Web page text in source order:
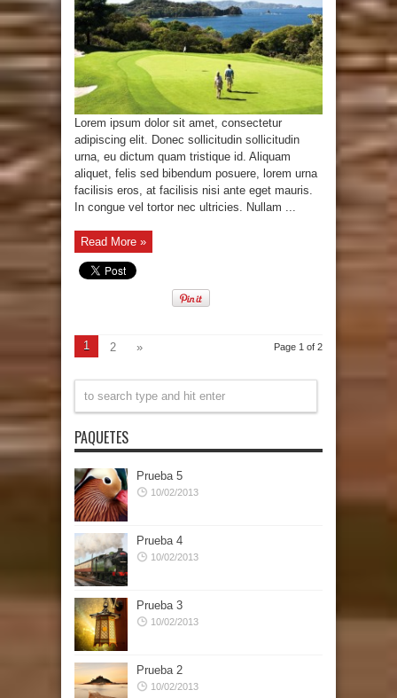
Lorem ipsum dolor sit amet, consectetur
adipiscing elit. Donec sollicitudin sollicitudin
urna, eu dictum quam tristique id. Aliquam
aliquet, felis sed bibendum posuere, lorem urna
facilisis eros, at facilisis nisi ante eget mauris.
In congue vel tortor nec ultricies. Nullam ...
Read More »
Page 1 of 2
1 2 »
PAQUETES
Prueba 5
10/02/2013
Prueba 4
10/02/2013
Prueba 3
10/02/2013
Prueba 2
10/02/2013